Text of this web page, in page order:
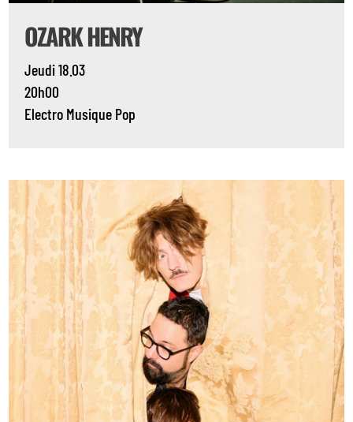
OZARK HENRY
Jeudi 18.03
20h00
Electro Musique Pop